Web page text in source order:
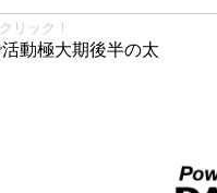
リック！
動極大期後半の太